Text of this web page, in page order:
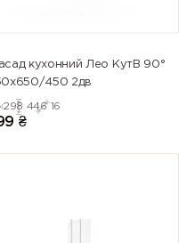
кухонний Лео КутВ 90°
450 2дв
298 446 16
₴